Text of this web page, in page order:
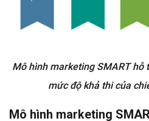
Mô hình marketing SMART hỗ
mức độ khả thi của
Mô hình marketing